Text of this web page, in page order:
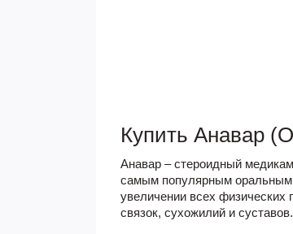
Купить Анавар
Анавар – стероидный
самым популярным оральным
увеличении всех физических
связок, сухожилий и суставов.